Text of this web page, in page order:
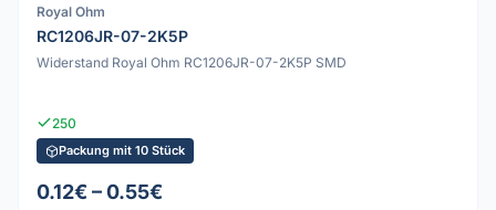
Royal Ohm
RC1206JR-07-2K5P
Widerstand Royal Ohm RC1206JR-07-2K5P SMD
250
Packung mit 10 Stück
0.12€ – 0.55€